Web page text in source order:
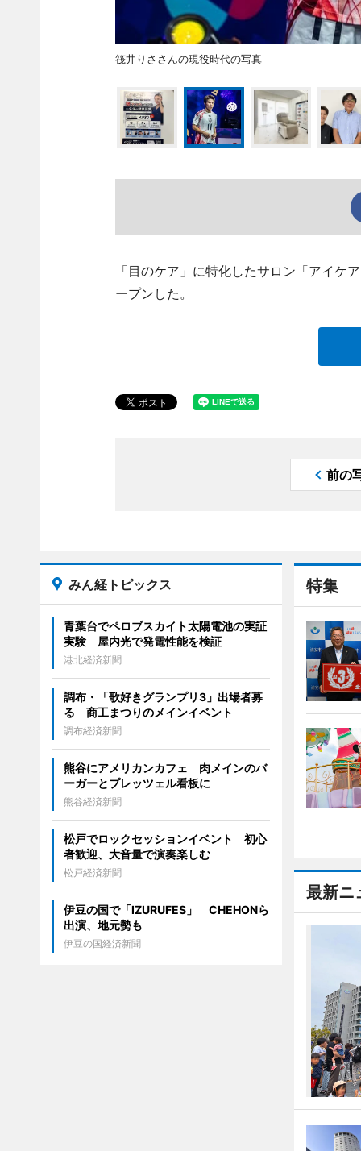
筏井りささんの現役時代の写真
「目のケア」に特化したサロン「アイケ
ープンした。
前の
特集
最新ニ
みん経トピックス
青葉台でペロブスカイト太陽電池の実証
実験 屋内光で発電性能を検証
港北経済新聞
調布・「歌好きグランプリ3」出場者募
る 商工まつりのメインイベント
調布経済新聞
熊谷にアメリカンカフェ 肉メインのバ
ーガーとプレッツェル看板に
熊谷経済新聞
松戸でロックセッションイベント 初心
者歓迎、大音量で演奏楽しむ
松戸経済新聞
伊豆の国で「IZURUFES」 CHEHONら
出演、地元勢も
伊豆の国経済新聞